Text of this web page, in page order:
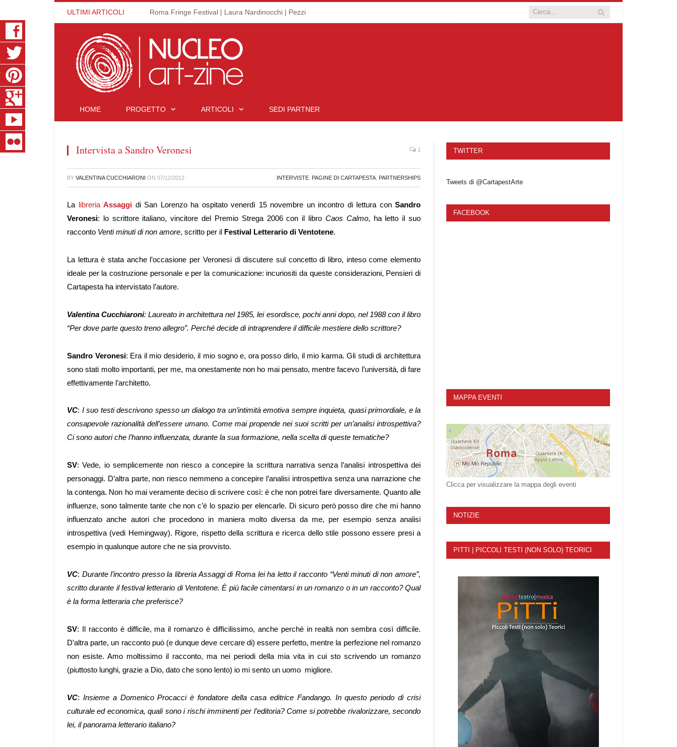
ULTIMI ARTICOLI Roma Fringe Festival | Laura Nardinocchi | Pezzi
HOME PROGETTO ARTICOLI SEDI PARTNER
Intervista a Sandro Veronesi 1
BY VALENTINA CUCCHIARONI ON 07/12/2012 · INTERVISTE PAGINE DI CARTAPESTA PARTNERSHIPS
La libreria Assaggi di San Lorenzo ha ospitato venerdì 15 novembre un incontro di lettura con Sandro
Veronesi: lo scrittore italiano, vincitore del Premio Strega 2006 con il libro Caos Calmo, ha letto il suo
racconto Venti minuti di non amore, scritto per il Festival Letterario di Ventotene.
La lettura è stata anche l’occasione per Veronesi di discutere sul concetto di libro, inteso come elemento
ideale per la costruzione personale e per la comunicazione: incuriositi da queste considerazioni, Pensieri di
Cartapesta ha intervistato l’autore.
Valentina Cucchiaroni: Laureato in architettura nel 1985, lei esordisce, pochi anni dopo, nel 1988 con il libro
“Per dove parte questo treno allegro”. Perché decide di intraprendere il difficile mestiere dello scrittore?
Sandro Veronesi: Era il mio desiderio, il mio sogno e, ora posso dirlo, il mio karma. Gli studi di architettura
sono stati molto importanti, per me, ma onestamente non ho mai pensato, mentre facevo l’università, di fare
effettivamente l’architetto.
VC: I suo testi descrivono spesso un dialogo tra un’intimità emotiva sempre inquieta, quasi primordiale, e la
consapevole razionalità dell’essere umano. Come mai propende nei suoi scritti per un’analisi introspettiva?
Ci sono autori che l’hanno influenzata, durante la sua formazione, nella scelta di queste tematiche?
SV: Vede, io semplicemente non riesco a concepire la scrittura narrativa senza l’analisi introspettiva dei
personaggi. D’altra parte, non riesco nemmeno a concepire l’analisi introspettiva senza una narrazione che
la contenga. Non ho mai veramente deciso di scrivere così: è che non potrei fare diversamente. Quanto alle
influenze, sono talmente tante che non c’è lo spazio per elencarle. Di sicuro però posso dire che mi hanno
influenzato anche autori che procedono in maniera molto diversa da me, per esempio senza analisi
introspettiva (vedi Hemingway). Rigore, rispetto della scrittura e ricerca dello stile possono essere presi a
esempio in qualunque autore che ne sia provvisto.
VC: Durante l’incontro presso la libreria Assaggi di Roma lei ha letto il racconto “Venti minuti di non amore”,
scritto durante il festival letterario di Ventotene. È più facile cimentarsi in un romanzo o in un racconto? Qual
è la forma letteraria che preferisce?
SV: Il racconto è difficile, ma il romanzo è difficilissimo, anche perché in realtà non sembra così difficile.
D’altra parte, un racconto può (e dunque deve cercare di) essere perfetto, mentre la perfezione nel romanzo
non esiste. Amo moltissimo il racconto, ma nei periodi della mia vita in cui sto scrivendo un romanzo
(piuttosto lunghi, grazie a Dio, dato che sono lento) io mi sento un uomo migliore.
VC: Insieme a Domenico Procacci è fondatore della casa editrice Fandango. In questo periodo di crisi
culturale ed economica, quali sono i rischi imminenti per l’editoria? Come si potrebbe rivalorizzare, secondo
lei, il panorama letterario italiano?
TWITTER
Tweets di @CartapestArte
FACEBOOK
MAPPA EVENTI
Clicca per visualizzare la mappa degli eventi
NOTIZIE
PITTI | PICCOLI TESTI (NON SOLO) TEORICI